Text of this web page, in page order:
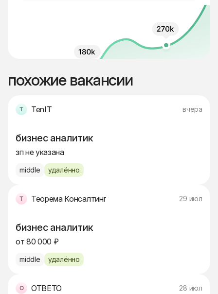
похожие вакансии
TenIT вчера
бизнес аналитик
зп не указана
middle удалённо
Теорема Консалтинг 29 июл
бизнес аналитик
от 80 000 ₽
middle удалённо
ОТВЕТО 28 июл